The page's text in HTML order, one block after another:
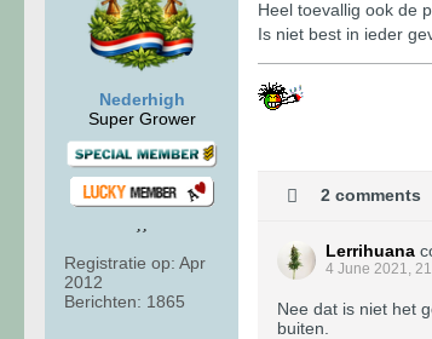
Nederhigh
Super Grower
Registratie op: Apr
2012
Berichten: 1865
Heel toevallig ook de
Is niet best in ieder
2 comments
Lerrihuana
4 June 2021,
Nee dat is niet het
buiten.